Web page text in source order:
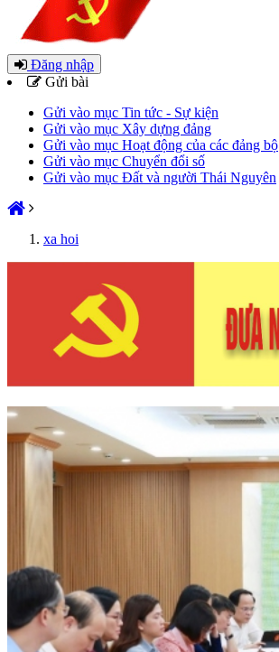
Đăng nhập
Gửi bài
Gửi vào mục Tin tức - Sự kiện
Gửi vào mục Xây dựng đảng
Gửi vào mục Hoạt động của các đảng bộ
Gửi vào mục Chuyển đổi số
Gửi vào mục Đất và người Thái Nguyên
xa hoi